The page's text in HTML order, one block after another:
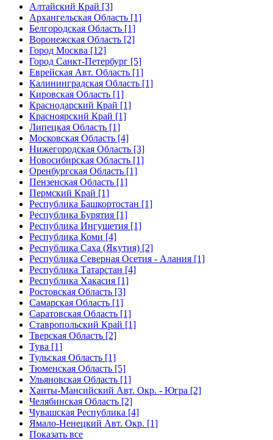
Алтайский Край [3]
Архангельская Область [1]
Белгородская Область [1]
Воронежская Область [2]
Город Москва [12]
Город Санкт-Петербург [5]
Еврейская Авт. Область [1]
Калининградская Область [1]
Кировская Область [1]
Краснодарский Край [1]
Красноярский Край [1]
Липецкая Область [1]
Московская Область [4]
Нижегородская Область [3]
Новосибирская Область [1]
Оренбургская Область [1]
Пензенская Область [1]
Пермский Край [1]
Республика Башкортостан [1]
Республика Бурятия [1]
Республика Ингушетия [1]
Республика Коми [4]
Республика Саха (Якутия) [2]
Республика Северная Осетия - Алания [1]
Республика Татарстан [4]
Республика Хакасия [1]
Ростовская Область [3]
Самарская Область [1]
Саратовская Область [1]
Ставропольский Край [1]
Тверская Область [2]
Тува [1]
Тульская Область [1]
Тюменская Область [5]
Ульяновская Область [1]
Ханты-Мансийский Авт. Окр. - Югра [2]
Челябинская Область [2]
Чувашская Республика [4]
Ямало-Ненецкий Авт. Окр. [1]
Показать все